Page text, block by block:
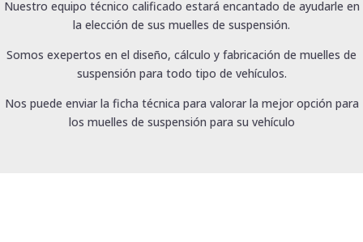
Nuestro equipo técnico calificado estará encantado de ayudarle en
la elección de sus muelles de suspensión.
Somos exepertos en el diseño, cálculo y fabricación de muelles de
suspensión para todo tipo de vehículos.
Nos puede enviar la ficha técnica para valorar la mejor opción para
los muelles de suspensión para su vehículo